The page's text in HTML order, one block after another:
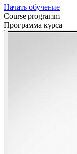
Начать обучение
Course programm
Программа курса